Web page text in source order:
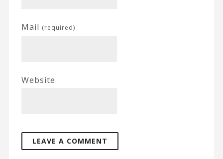
Mail (required)
Website